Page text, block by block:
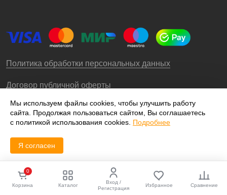
Политика обработки персональных данных
Договор публичной оферты
© 2009-2026 – ООО «Роллгео»
Корзина
0
Каталог
Вход /
Регистрация
Избранное Сравнение
Мы используем файлы cookies, чтобы улучшить работу
сайта. Продолжая пользоваться сайтом, Вы соглашаетесь
с политикой использования cookies. Подробнее
Я согласен